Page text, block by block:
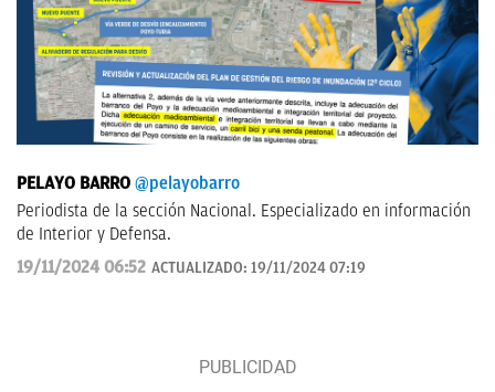
PELAYO BARRO @pelayobarro
Periodista de la sección Nacional. Especializado en información
de Interior y Defensa.
19/11/2024 06:52 ACTUALIZADO: 19/11/2024 07:19